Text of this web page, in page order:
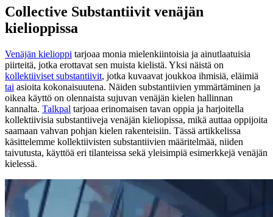
Collective Substantiivit venäjän
kielioppissa
Venäjän kielioppi tarjoaa monia mielenkiintoisia ja ainutlaatuisia
piirteitä, jotka erottavat sen muista kielistä. Yksi näistä on
kollektiiviset substantiivit, jotka kuvaavat joukkoa ihmisiä, eläimiä
tai asioita kokonaisuutena. Näiden substantiivien ymmärtäminen ja
oikea käyttö on olennaista sujuvan venäjän kielen hallinnan
kannalta. Talkpal tarjoaa erinomaisen tavan oppia ja harjoitella
kollektiivisia substantiiveja venäjän kieliopissa, mikä auttaa oppijoita
saamaan vahvan pohjan kielen rakenteisiin. Tässä artikkelissa
käsittelemme kollektiivisten substantiivien määritelmää, niiden
taivutusta, käyttöä eri tilanteissa sekä yleisimpiä esimerkkejä venäjän
kielessä.